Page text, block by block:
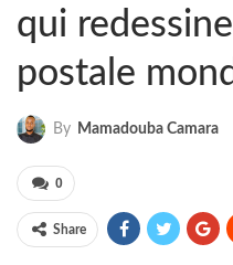
qui
postale
By Mamadouba Camara
0
Share